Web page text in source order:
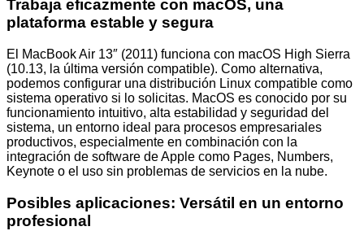
Trabaja eficazmente con macOS, una
plataforma estable y segura
El MacBook Air 13″ (2011) funciona con macOS High Sierra
(10.13, la última versión compatible). Como alternativa,
podemos configurar una distribución Linux compatible como
sistema operativo si lo solicitas. MacOS es conocido por su
funcionamiento intuitivo, alta estabilidad y seguridad del
sistema, un entorno ideal para procesos empresariales
productivos, especialmente en combinación con la
integración de software de Apple como Pages, Numbers,
Keynote o el uso sin problemas de servicios en la nube.
Posibles aplicaciones: Versátil en un entorno
profesional